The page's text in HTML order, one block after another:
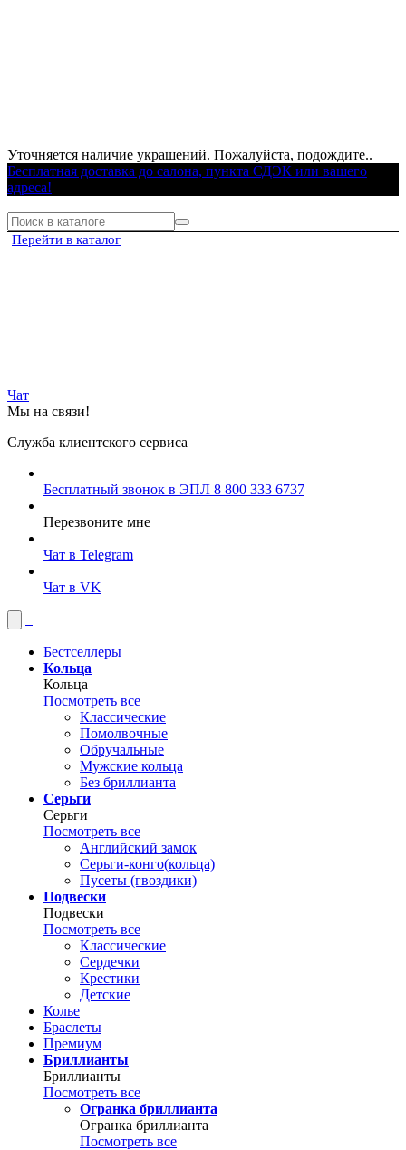
Уточняется наличие украшений. Пожалуйста, подождите..
Бесплатная доставка до салона, пункта СДЭК или вашего
адреса!
Перейти в каталог
Чат
Мы на связи!
Служба клиентского сервиса
Бесплатный звонок в ЭПЛ 8 800 333 6737
Перезвоните мне
Чат в Telegram
Чат в VK
Бестселлеры
Кольца
Кольца
Посмотреть все
Классические
Помолвочные
Обручальные
Мужские кольца
Без бриллианта
Серьги
Серьги
Посмотреть все
Английский замок
Серьги-конго(кольца)
Пусеты (гвоздики)
Подвески
Подвески
Посмотреть все
Классические
Сердечки
Крестики
Детские
Колье
Браслеты
Премиум
Бриллианты
Бриллианты
Посмотреть все
Огранка бриллианта
Огранка бриллианта
Посмотреть все